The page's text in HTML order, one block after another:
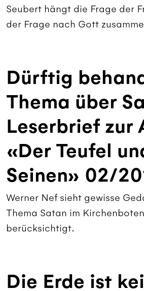
Seubert hängt die Frage der
der Frage nach Gott
Dürftig
Thema über
Leserbrief zur
«Der Teufel
Seinen» 02/
Werner Nef sieht gewisse
Thema Satan im
berücksichtigt.
Die Erde ist